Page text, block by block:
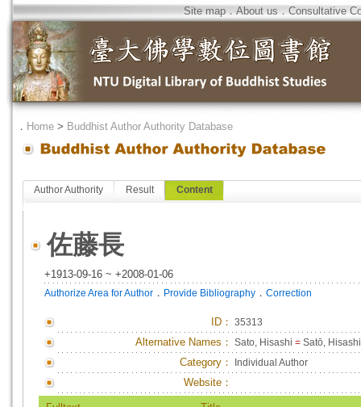
Site map．About us．Consultative
． Home > Buddhist Author Authority Database
Author Authority Result Content
佐藤長
+1913-09-16 ~ +2008-01-06
Authorize Area for Author ． Provide Bibliography ． Correction
ID ： 35313
Alternative Names： Sato, Hisashi = Satō, Hisashi
Category： Individual Author
Website：